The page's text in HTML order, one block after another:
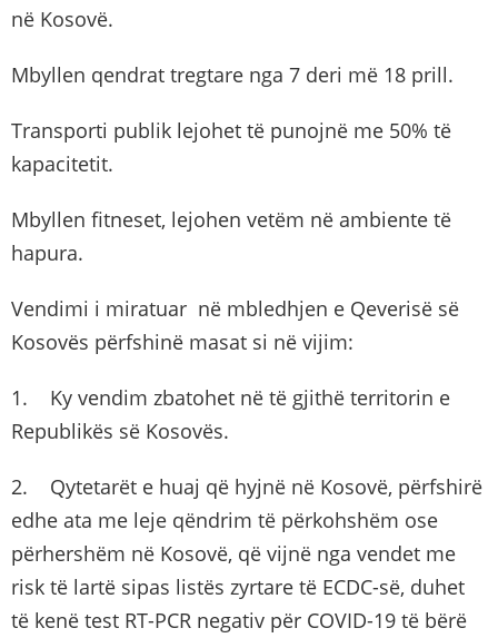
në Kosovë.
Mbyllen qendrat tregtare nga 7 deri më 18 prill.
Transporti publik lejohet të punojnë me 50% të
kapacitetit.
Mbyllen fitneset, lejohen vetëm në ambiente të
hapura.
Vendimi i miratuar në mbledhjen e Qeverisë së
Kosovës përfshinë masat si në vijim:
1. Ky vendim zbatohet në të gjithë territorin e
Republikës së Kosovës.
2. Qytetarët e huaj që hyjnë në Kosovë, përfshirë
edhe ata me leje qëndrim të përkohshëm ose
përhershëm në Kosovë, që vijnë nga vendet me
risk të lartë sipas listës zyrtare të ECDC-së, duhet
të kenë test RT-PCR negativ për COVID-19 të bërë